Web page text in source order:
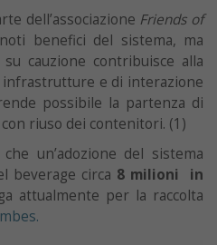
dell’associazione Friends of
benefici del sistema, ma
cauzione contribuisce alla
infrastrutture e di interazione
possibile la partenza di
riuso dei contenitori. (1)
un’adozione del sistema
beverage circa 8 milioni in
attualmente per la raccolta